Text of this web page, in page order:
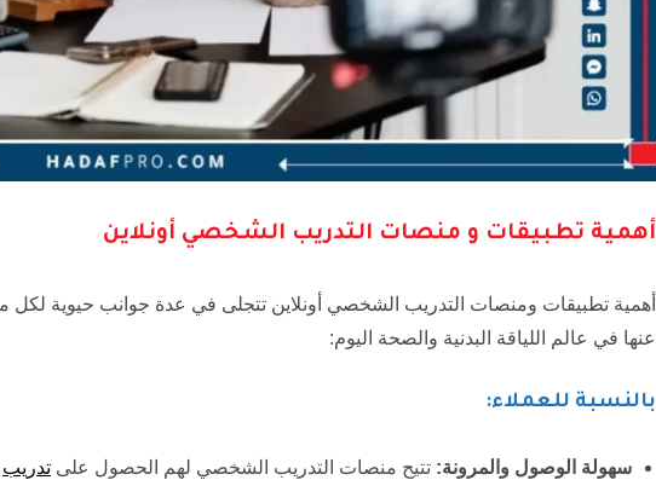
أهمية تطبيقات و منصات التدريب الشخصي أونلاين
أهمية تطبيقات ومنصات التدريب الشخصي أونلاين تتجلى في عدة جوانب حيوية لكل من
عنها في عالم اللياقة البدنية والصحة اليوم:
بالنسبة للعملاء:
سهولة الوصول والمرونة: تتيح منصات التدريب الشخصي لهم الحصول على تدريب